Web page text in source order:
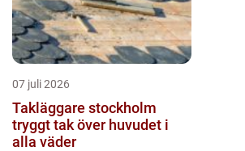
07 juli 2026
Takläggare stockholm
tryggt tak över huvudet i
alla väder